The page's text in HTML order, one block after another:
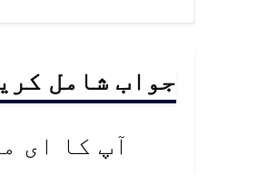
جواب شامل
آپ کا ای